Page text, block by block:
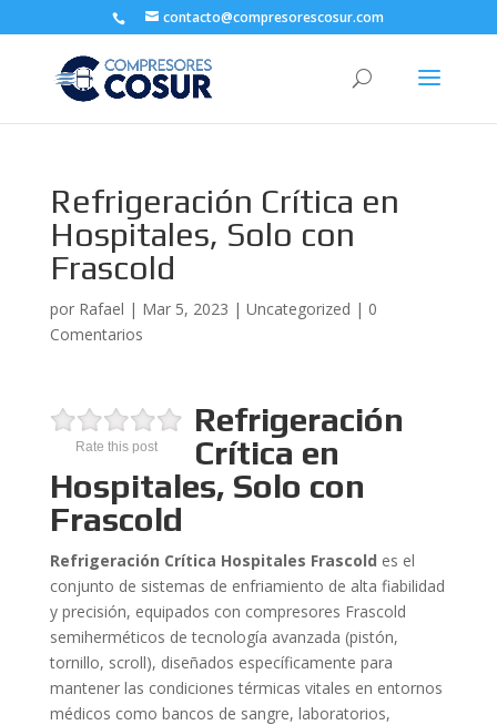
contacto@compresorescosur.com
Refrigeración Crítica en
Hospitales, Solo con
Frascold
por Rafael | Mar 5, 2023 | Uncategorized | 0
Comentarios
Rate this post
Refrigeración
Crítica en
Hospitales, Solo con
Frascold
Refrigeración Crítica Hospitales Frascold es el
conjunto de sistemas de enfriamiento de alta fiabilidad
y precisión, equipados con compresores Frascold
semiherméticos de tecnología avanzada (pistón,
tornillo, scroll), diseñados específicamente para
mantener las condiciones térmicas vitales en entornos
médicos como bancos de sangre, laboratorios,